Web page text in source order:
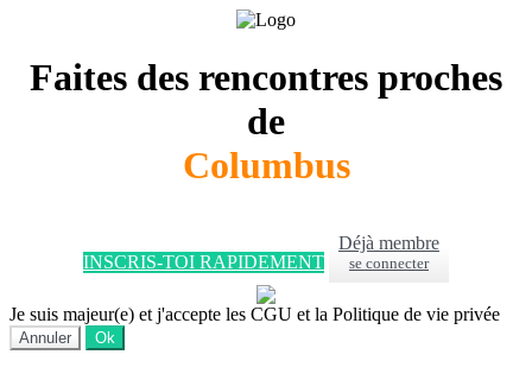
Faites des rencontres proches
de
Columbus
INSCRIS-TOI RAPIDEMENT
Déjà membre
se connecter
Je suis majeur(e) et j'accepte les CGU et la Politique de vie privée
Annuler Ok